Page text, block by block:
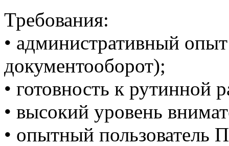
Требования:
• административный
документооборот);
• готовность к рутинной
• высокий уровень
• опытный пользователь